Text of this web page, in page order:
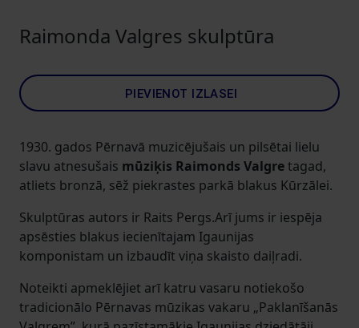
Raimonda Valgres skulptūra
PIEVIENOT IZLASEI
1930. gados Pērnavā muzicējušais un pilsētai lielu
slavu atnesušais mūziķis Raimonds Valgretagad,
atliets bronzā, sēž piekrastes parkā blakus Kūrzālei.
Skulptūras autors ir Raits Pergs.Arī jums ir iespēja
apsēsties blakus iecienītajam Igaunijas
komponistam un izbaudīt viņa skaisto daiļradi.
Noteikti apmeklējiet arī katru vasaru notiekošo
tradicionālo Pērnavas mūzikas vakaru „Paklanīšanās